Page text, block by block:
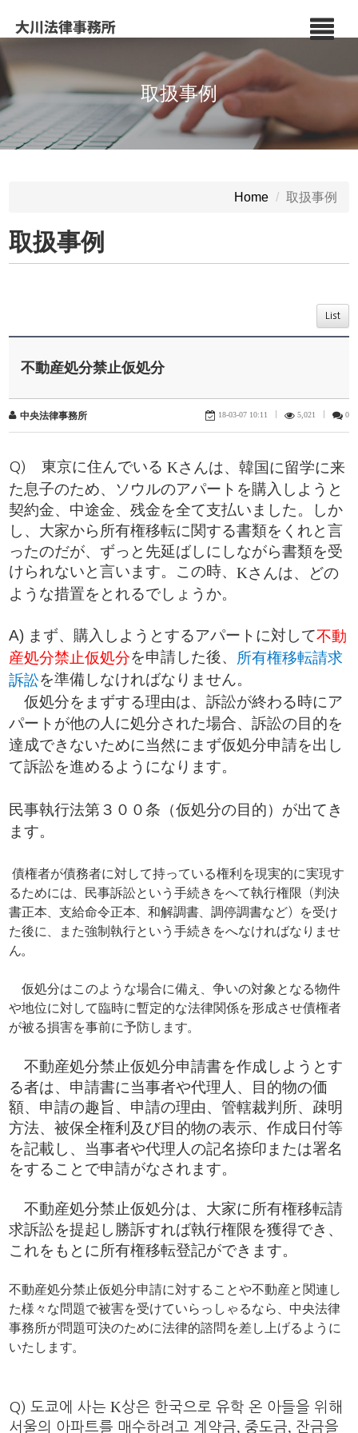
取扱事例
Home 取扱事例
取扱事例
List
不動産処分禁止仮処分
中央法律事務所 18-03-07 10:11 5,021 0
Q) 東京に住んでいるKさんは、韓国に留学に来
た息子のため、ソウルのアパートを購入しようと
契約金、中途金、残金を全て支払いました。しか
し、大家から所有権移転に関する書類をくれと言
ったのだが、ずっと先延ばしにしながら書類を受
けられないと言います。この時、Kさんは、どの
ような措置をとれるでしょうか。
A) まず、購入しようとするアパートに対して不動
産処分禁止仮処分を申請した後、 所有権移転請求
訴訟を準備しなければなりません。
仮処分をまずする理由は、訴訟が終わる時にア
パートが他の人に処分された場合、訴訟の目的を
達成できないために当然にまず仮処分申請を出し
て訴訟を進めるようになります。
民事執行法第３００条（仮処分の目的）が出てき
ます。
​ 債権者が債務者に対して持っている権利を現実的に実現す
るためには、民事訴訟という手続きをへて執行権限（判決
書正本、支給命令正本、和解調書、調停調書など）を受け
た後に、また強制執行という手続きをへなければなりませ
ん。
仮処分はこのような場合に備え、争いの対象となる物件
や地位に対して臨時に暫定的な法律関係を形成させ債権者
が被る損害を事前に予防します。
不動産処分禁止仮処分申請書を作成しようとす
る者は、申請書に当事者や代理人、目的物の価
額、申請の趣旨、申請の理由、管轄裁判所、疎明
方法、被保全権利及び目的物の表示、作成日付等
を記載し、当事者や代理人の記名捺印または署名
をすることで申請がなされます。
不動産処分禁止仮処分は、大家に所有権移転請
求訴訟を提起し勝訴すれば執行権限を獲得でき、
これをもとに所有権移転登記ができます。
不動産処分禁止仮処分申請に対することや不動産と関連し
た様々な問題で被害を受けていらっしゃるなら、中央法律
事務所が問題可決のために法律的諮問を差し上げるように
いたします。
Q) 도쿄에 사는K상은 한국으로 유학 온 아들을 위해
서울의 아파트를 매수하려고 계약금,중도금, 잔금을